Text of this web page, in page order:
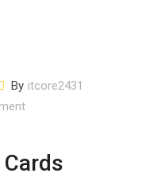
By itcore2431